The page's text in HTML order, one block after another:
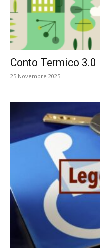
Conto Termico
25 Novembre 2025